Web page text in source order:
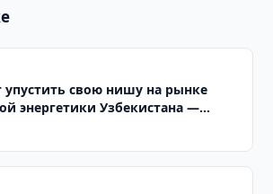
упустить свою нишу на рынке
энергетики Узбекистана —